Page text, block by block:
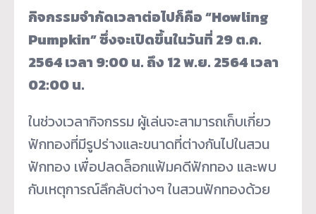
กิจกรรมจำกัดเวลาต่อไปก็คือ “Howling
Pumpkin” ซึ่งจะเปิดขึ้นในวันที่ 29 ต.ค.
2564 เวลา 9:00 น. ถึง 12 พ.ย. 2564 เวลา
02:00 น.
ในช่วงเวลากิจกรรม ผู้เล่นจะสามารถเก็บเกี่ยว
ฟักทองที่มีรูปร่างและขนาดที่ต่างกันไปในสวน
ฟักทอง เพื่อปลดล็อกแฟ้มคดีฟักทอง และพบ
กับเหตุการณ์ลึกลับต่างๆ ในสวนฟักทองด้วย